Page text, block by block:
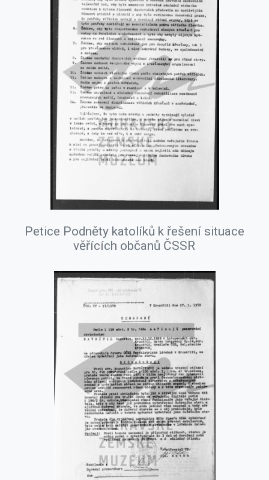
Petice Podněty katolíků k řešení situace
věřících občanů ČSSR